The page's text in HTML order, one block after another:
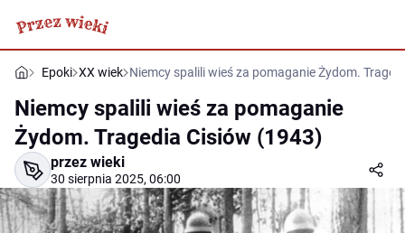
Epoki XX wiek Niemcy spalili wieś za pomaganie Żydom.
Niemcy spalili wieś za pomaganie
Żydom. Tragedia Cisiów (1943)
przez wieki
30 sierpnia 2025, 06:00